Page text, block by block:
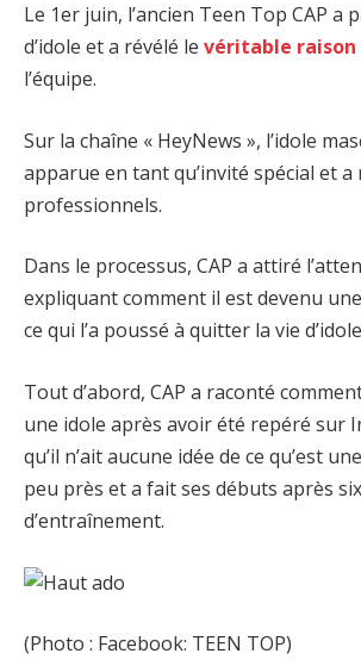
Le 1er juin, l’ancien Teen Top CAP a
d’idole et a révélé le véritable raison
l’équipe.
Sur la chaîne « HeyNews », l’idole
apparue en tant qu’invité spécial et a
professionnels.
Dans le processus, CAP a attiré
expliquant comment il est devenu
ce qui l’a poussé à quitter la vie
Tout d’abord, CAP a raconté
une idole après avoir été repéré sur
qu’il n’ait aucune idée de ce qu’est
peu près et a fait ses débuts après
d’entraînement.
(Photo : Facebook: TEEN TOP)